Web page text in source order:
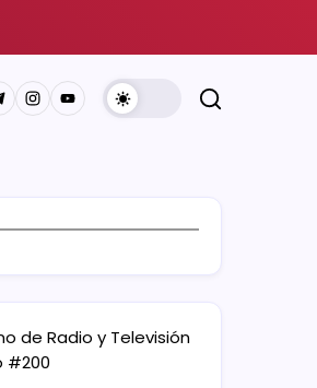
de Radio y Televisión
#200